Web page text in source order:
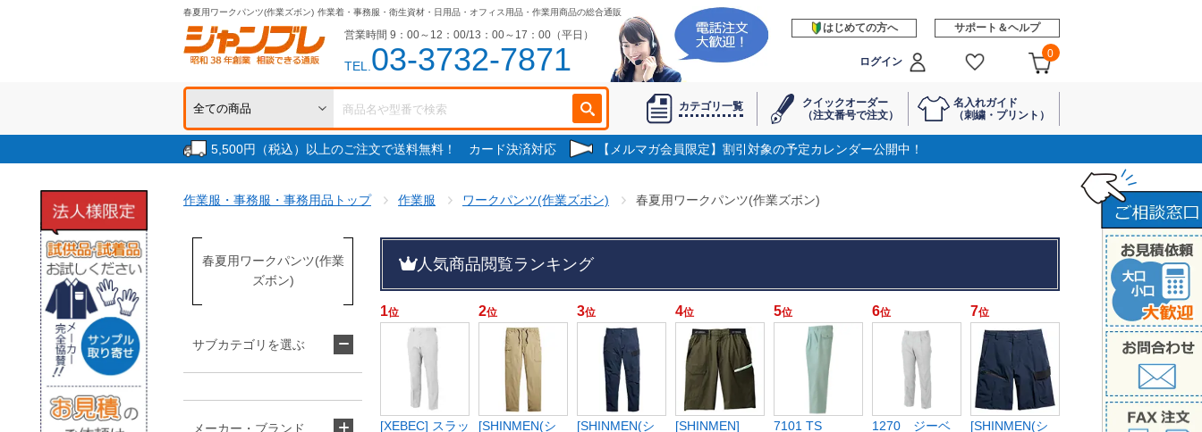
春夏用ワークパンツ(作業ズボン) 作業着・事務服・衛生資材・日用品・オフィス用品・作業用商品の総合通販
営業時間 9：00～12：00/13：00～17：00（平日）
TEL.03-3732-7871
はじめての方へ サポート＆ヘルプ
ログイン
0
カテゴリ一覧
クイックオーダー
（注文番号で注文）
名入れガイド
（刺繍・プリント）
5,500円（税込）以上のご注文で送料無料！ カード決済対応 【メルマガ会員限定】割引対象の予定カレンダー公開中！
作業服・事務服・事務用品トップ 作業服 ワークパンツ(作業ズボン) 春夏用ワークパンツ(作業ズボン)
人気商品閲覧ランキング
1位
[XEBEC] スラッ
2位
[SHINMEN(シ
3位
[SHINMEN(シ
4位
[SHINMEN]
5位
7101 TS
6位
1270 ジーベ
7位
[SHINMEN(シ
春夏用ワークパンツ(作業
ズボン)
サブカテゴリを選ぶ
メーカー・ブランド